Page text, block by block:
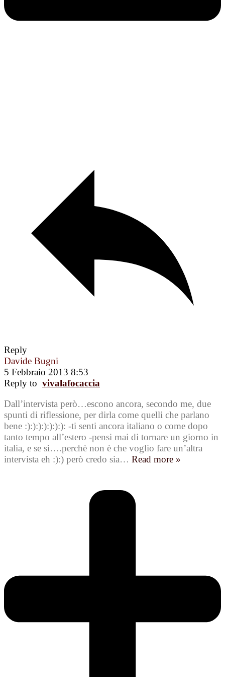
Reply
Davide Bugni
5 Febbraio 2013 8:53
Reply to vivalafocaccia
Dall’intervista però…escono ancora, secondo me, due
spunti di riflessione, per dirla come quelli che parlano
bene :):):):):):):): -ti senti ancora italiano o come dopo
tanto tempo all’estero -pensi mai di tornare un giorno in
italia, e se sì….perchè non è che voglio fare un’altra
intervista eh :):) però credo sia… Read more »